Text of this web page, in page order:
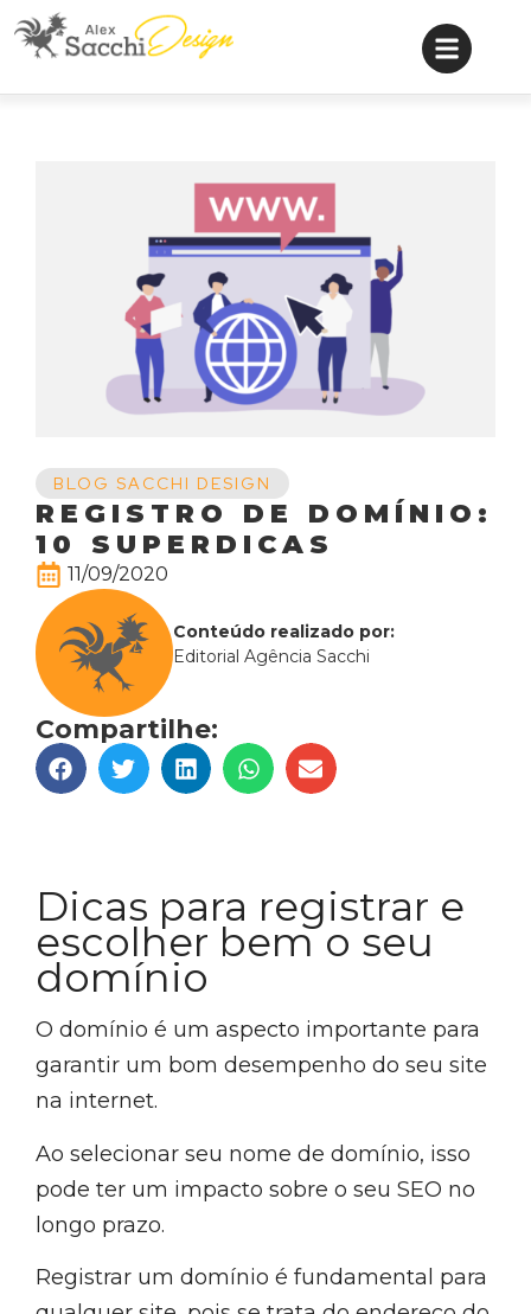
BLOG SACCHI DESIGN
REGISTRO DE DOMÍNIO:
10 SUPERDICAS
11/09/2020
Conteúdo realizado por:
Editorial Agência Sacchi
Compartilhe:
Dicas para registrar e
escolher bem o seu
domínio
O domínio é um aspecto importante para
garantir um bom desempenho do seu site
na internet.
Ao selecionar seu nome de domínio, isso
pode ter um impacto sobre o seu SEO no
longo prazo.
Registrar um domínio é fundamental para